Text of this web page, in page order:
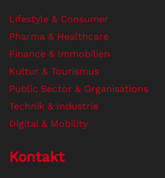
Lifestyle & Consumer
Pharma & Healthcare
Finance & Immobilien
Kultur & Tourismus
Public Sector & Organisations
Technik & Industrie
Digital & Mobility
Kontakt